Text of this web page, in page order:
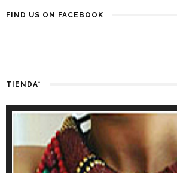
FIND US ON FACEBOOK
TIENDA*